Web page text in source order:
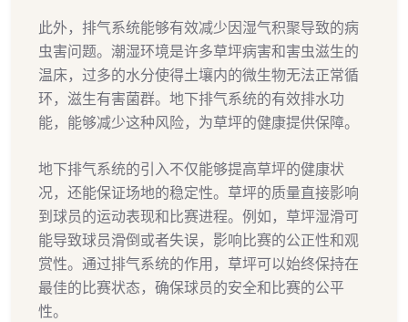
此外，排气系统能够有效减少因湿气积聚导致的病
虫害问题。潮湿环境是许多草坪病害和害虫滋生的
温床，过多的水分使得土壤内的微生物无法正常循
环，滋生有害菌群。地下排气系统的有效排水功
能，能够减少这种风险，为草坪的健康提供保障。
地下排气系统的引入不仅能够提高草坪的健康状
况，还能保证场地的稳定性。草坪的质量直接影响
到球员的运动表现和比赛进程。例如，草坪湿滑可
能导致球员滑倒或者失误，影响比赛的公正性和观
赏性。通过排气系统的作用，草坪可以始终保持在
最佳的比赛状态，确保球员的安全和比赛的公平
性。